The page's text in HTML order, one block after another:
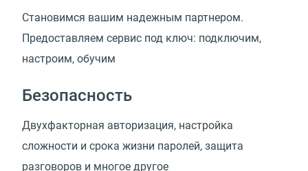
Cтановимся вашим надежным партнером.
Предоставляем сервис под ключ: подключим,
настроим, обучим
Безопасность
Двухфакторная авторизация, настройка
сложности и срока жизни паролей, защита
разговоров и многое другое